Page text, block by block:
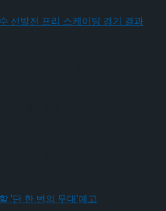
리 스케이팅 경기 결과
팅 경기 결과
스케이팅 경기 결과